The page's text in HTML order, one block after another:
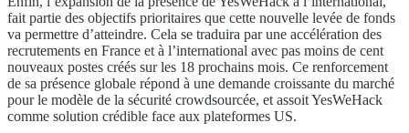
fait partie des objectifs prioritaires que cette nouvelle levée de fonds
va permettre d’atteindre. Cela se traduira par une accélération des
recrutements en France et à l’international avec pas moins de cent
nouveaux postes créés sur les 18 prochains mois. Ce renforcement
de sa présence globale répond à une demande croissante du marché
pour le modèle de la sécurité crowdsourcée, et assoit YesWeHack
comme solution crédible face aux plateformes US.